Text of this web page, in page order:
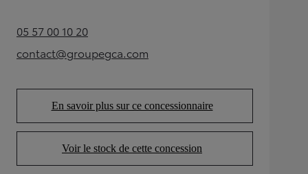
05 57 00 10 20(Opens in new tab)
contact@groupegca.com
(Opens in new tab)
En savoir plus sur ce concessionnaire
(Opens in new tab)
Voir le stock de cette concession
(Opens in new tab)